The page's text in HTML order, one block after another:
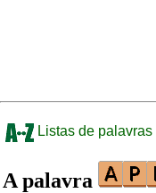
Listas de palavras
A palavra